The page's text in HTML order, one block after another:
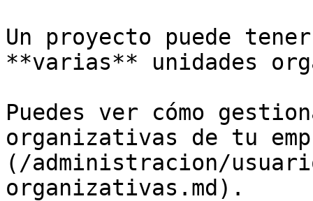
Un proyecto puede
**varias** unidades
Puedes ver cómo
organizativas de tu
(/administracion/
organizativas.md).